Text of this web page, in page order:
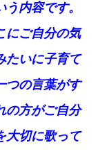
内容です。
にご自分の気
たいに子育て
つの言葉がす
の方がご自分
大切に歌って